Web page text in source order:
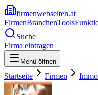
firmenwebseiten.at
FirmenBranchenTools
Suche
Firma eintragen
Menü öffnen
Startseite Firmen